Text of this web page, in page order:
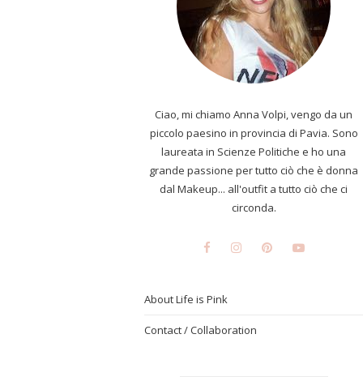
Ciao, mi chiamo Anna Volpi, vengo da un
piccolo paesino in provincia di Pavia. Sono
laureata in Scienze Politiche e ho una
grande passione per tutto ciò che è donna
dal Makeup... all'outfit a tutto ciò che ci
circonda.
About Life is Pink
Contact / Collaboration